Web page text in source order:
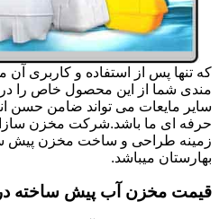
که تنها پس از استفاده و کاربری
مندی شما از این محصول خاص را
سایر مایعات می تواند ضامن حسن
حرفه ای ما باشد.شرکت مخزن
زمینه طراحی و ساخت مخزن پیش
بهارستان میباشد.
قیمت مخزن آب پیش ساخته در